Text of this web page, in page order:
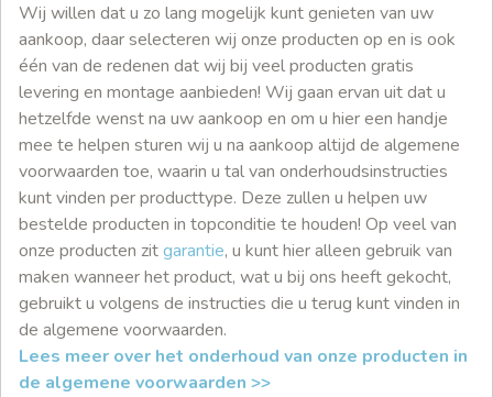
Wij willen dat u zo lang mogelijk kunt genieten van uw
aankoop, daar selecteren wij onze producten op en is ook
één van de redenen dat wij bij veel producten gratis
levering en montage aanbieden! Wij gaan ervan uit dat u
hetzelfde wenst na uw aankoop en om u hier een handje
mee te helpen sturen wij u na aankoop altijd de algemene
voorwaarden toe, waarin u tal van onderhoudsinstructies
kunt vinden per producttype. Deze zullen u helpen uw
bestelde producten in topconditie te houden! Op veel van
onze producten zitgarantie, u kunt hier alleen gebruik van
maken wanneer het product, wat u bij ons heeft gekocht,
gebruikt u volgens de instructies die u terug kunt vinden in
de algemene voorwaarden.
Lees meer over het onderhoud van onze producten in
de algemene voorwaarden >>